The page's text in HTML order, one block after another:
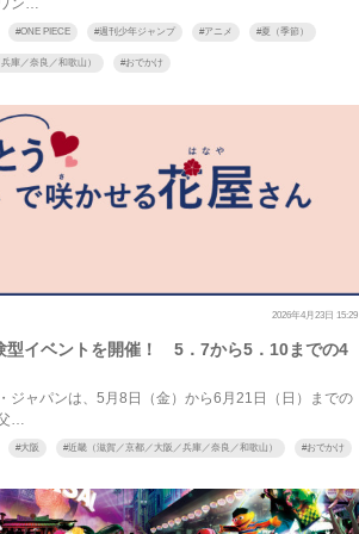
ン…
#ONE PIECE #週刊少年ジャンプ #アニメ #夏（季節）
庫／奈良／和歌山） #おでかけ
2026年4月23日 15:29
型イベントを開催！ 5．7から5．10までの4
ジャパンは、5月8日（金）から6月21日（日）までの
…
#大阪 #近畿（滋賀／京都／大阪／兵庫／奈良／和歌山） #おでかけ